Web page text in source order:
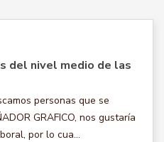
del nivel medio de las
personas que se
GRAFICO, nos gustaría
por lo cua...